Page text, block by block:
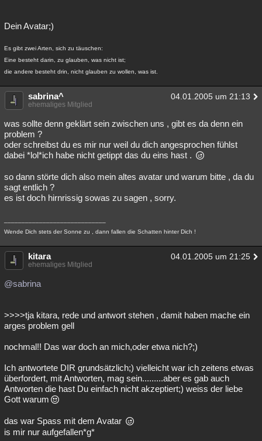
Dein Avatar;)
Es gibt zwei Arten, sich zu täuschen:
Eine besteht darin, zu glauben, was nicht ist;
die andere besteht drin, nicht glauben zu wollen, was ist.
sabrina^ 04.01.2005 um 21:13
ehemaliges Mitglied
was sollte denn geklärt sein zwischen uns , gibt es da denn ein
problem ?
oder schreibst du es mir nur weil du dich angesprochen fühlst
dabei *lol*ich habe nicht getippt das du eins hast .
so dann störte dich also mein altes avatar und warum bitte , da du
sagt entlich ?
es ist doch hirnrissig sowas zu sagen , sorry.
Wende Dich stets der Sonne zu , dann fallen die Schatten hinter Dich !
kitara 04.01.2005 um 21:25
ehemaliges Mitglied
@sabrina
>>>>tja kitara, rede und antwort stehen , damit haben mache ein
arges problem gell
nochmal!! Das war doch an mich,oder etwa nich?;)
Ich antwortete DIR grundsätzlich;) vielleicht war ich zeitens etwas
überfordert, mit Antworten, mag sein.........aber es gab auch
Antworten die hast Du einfach nicht akzeptiert;) weiss der liebe
Gott warum
das war Spass mit dem Avatar
is mir nur aufgefallen*g*